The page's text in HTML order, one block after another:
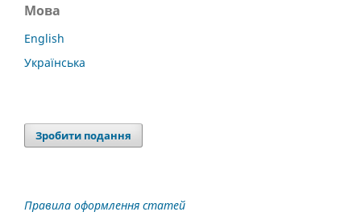
Мова
English
Українська
Зробити подання
Правила оформлення статей